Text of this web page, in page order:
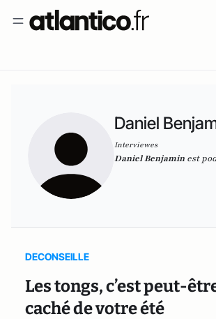
Daniel
Interviewes
Daniel Benjamin est
DECONSEILLE
Les tongs, c’est peut-
caché de votre été